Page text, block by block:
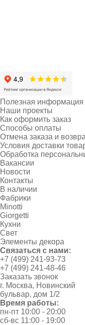
Полезная информация
Наши проекты
Как оформить заказ
Способы оплаты
Отмена заказа и
Условия доставки
Обработка
Вакансии
Новости
Контакты
В наличии
Фабрики
Minotti
Giorgetti
Кухни
Свет
Элементы декора
Связаться с нами:
+7 (499) 241-93-73
+7 (499) 241-48-46
Заказать звонок
г. Москва, Новинский
бульвар, дом 1/2
Время работы:
пн-пт 10:00 - 20:00
сб-вс 11:00 - 19:00